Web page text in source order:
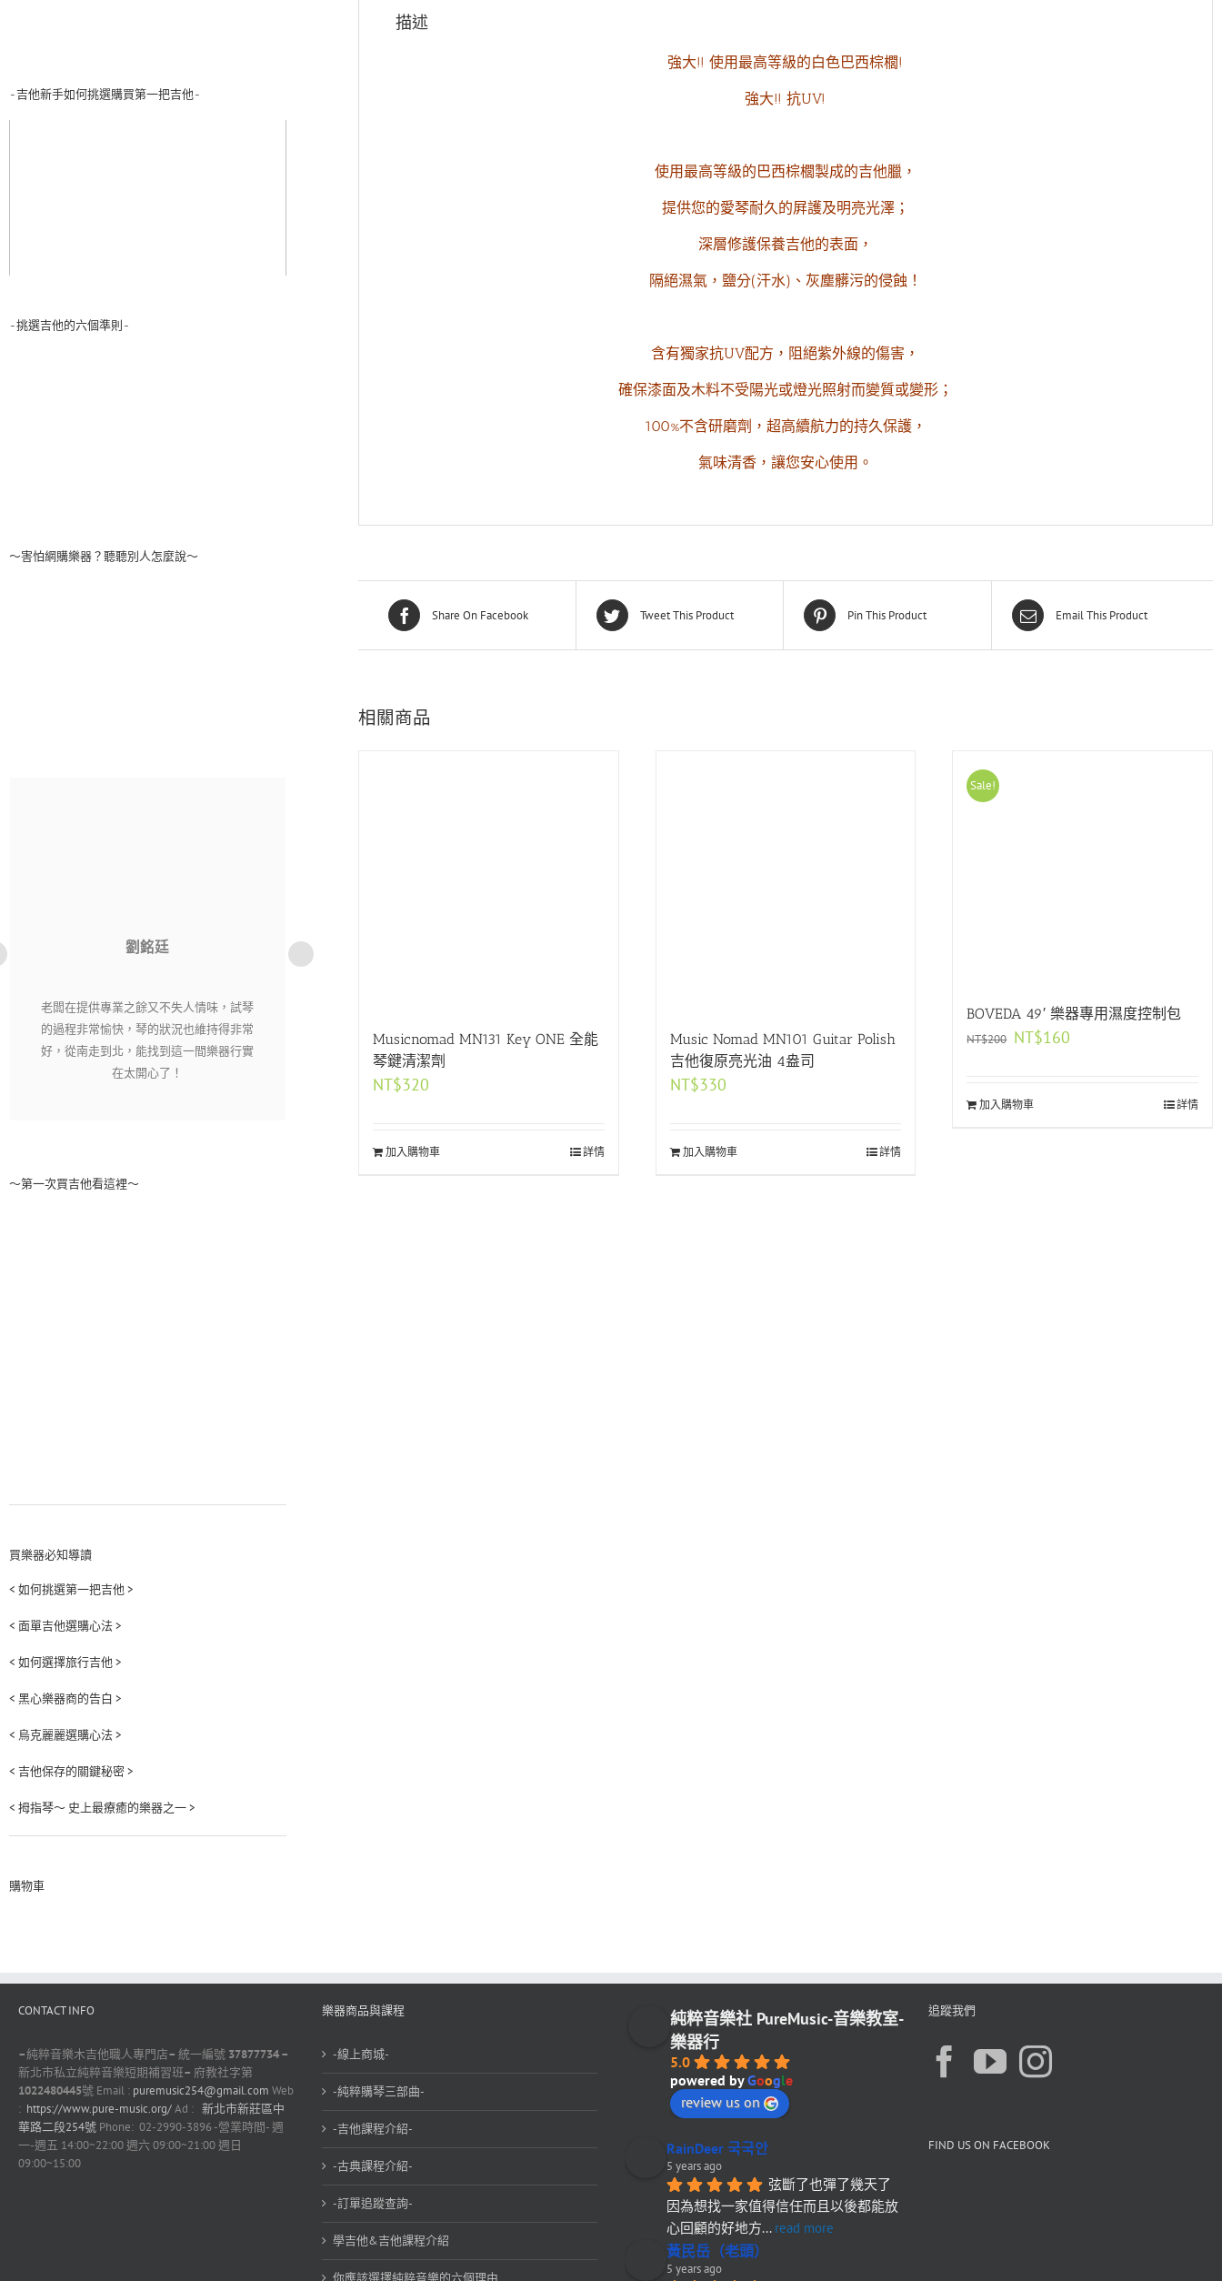
數
描述
強大!! 使用最高等級的白色巴西棕櫚!
強大!! 抗UV!
使用最高等級的巴西棕櫚製成的吉他臘，
提供您的愛琴耐久的屛護及明亮光澤；
深層修護保養吉他的表面，
隔絕濕氣，鹽分(汗水)、灰塵髒污的侵蝕！
含有獨家抗UV配方，阻絕紫外線的傷害，
確保漆面及木料不受陽光或燈光照射而變質或變形；
100%不含研磨劑，超高續航力的持久保護，
氣味清香，讓您安心使用。
Share On Facebook Tweet This Product Pin This Product Email This Product
相關商品
Musicnomad MN131 Key ONE 全能
琴鍵清潔劑
NT$320
加入購物車 詳情
Music Nomad MN101 Guitar Polish
吉他復原亮光油 4盎司
NT$330
加入購物車 詳情
Sale!
BOVEDA 49′ 樂器專用濕度控制包
NT$200 原
NT$200。
NT$160
加入購物車 詳情
-吉他新手如何挑選購買第一把吉他-
-挑選吉他的六個準則-
～害怕網購樂器？聽聽別人怎麼說～
，試琴
得非常
器行實
老闆相當用心，每一把琴都經過細心挑選
又嚴格把關，現場琴各有各的特色，在這
裡絕對能找到自己適合有喜愛的琴。
購樂器不用擔心資訊不透明,只要主動詢問
老闆都會熱心回答喔�
琴👏👏👏
第一次買樂器可以感受到老闆的專業跟真
誠推薦到適合我們的樂器
～第一次買吉他看這裡～
買樂器必知導讀
< 如何挑選第一把吉他 >
< 面單吉他選購心法 >
< 如何選擇旅行吉他 >
< 黑心樂器商的告白 >
< 烏克麗麗選購心法 >
< 吉他保存的關鍵秘密 >
< 拇指琴～ 史上最療癒的樂器之一 >
購物車
CONTACT INFO
–純粹音樂木吉他職人專門店– 統一編號 37877734 –
新北市私立純粹音樂短期補習班– 府教社字第
1022480445號 Email : puremusic254@gmail.com Web
: https://www.pure-music.org/Ad : 新北市新莊區中
華路二段254號 Phone: 02-2990-3896 -營業時間- 週
一-週五 14:00~22:00 週六 09:00~21:00 週日
09:00~15:00
樂器商品與課程
-線上商城-
-純粹購琴三部曲-
-吉他課程介紹-
-古典課程介紹-
-訂單追蹤查詢-
學吉他&吉他課程介紹
你應該選擇純粹音樂的六個理由
純粹音樂社 PureMusic-音樂教室-
樂器行
5.0
powered byGoogle
review us on
RainDeer 국국안
5 years ago
弦斷了也彈了幾天了
因為想找一家值得信任而且以後都能放
心回顧的好地方... read more
黃民岳（老頭）
5 years ago
追蹤我們
FIND US ON FACEBOOK